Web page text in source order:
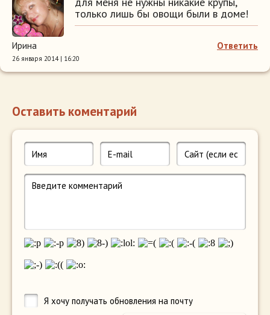
только лишь бы овощи были в доме!
Ответить
Ирина
26 января 2014 | 16:20
Оставить коментарий
Я хочу получать обновления на почту